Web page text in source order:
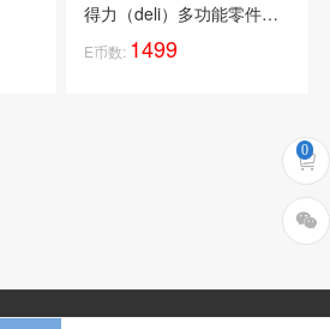
得力（deli）多功能零件盒收纳盒乐高黑...
E币数: 1499

0
